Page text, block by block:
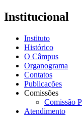
Institucional
Instituto
Histórico
O Câmpus
Organograma
Contatos
Publicações
Comissões
Comissão
Atendimento